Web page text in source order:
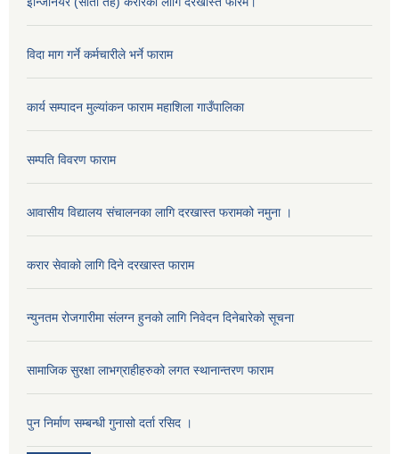
विदा माग गर्ने कर्मचारीले भर्ने फाराम
कार्य सम्पादन मुल्यांकन फाराम महाशिला गाउँपालिका
सम्पति विवरण फाराम
आवासीय विद्यालय संचालनका लागि दरखास्त फरामको नमुना ।
करार सेवाको लागि दिने दरखास्त फाराम
न्युनतम रोजगारीमा संलग्न हुनको लागि निवेदन दिनेबारेको सूचना
सामाजिक सुरक्षा लाभग्राहीहरुको लगत स्थानान्तरण फाराम
पुन निर्माण सम्बन्धी गुनासो दर्ता रसिद ।